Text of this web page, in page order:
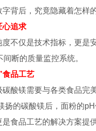
背后，究竟隐藏着怎样
心追求
不仅是技术指标，更是
断的质量监控系统。
食品工艺
酸镁需要与各类食品完
扬的碳酸镁后，面粉的
食品工艺的解决方案提供